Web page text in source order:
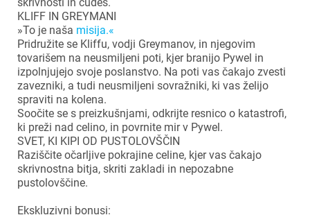
KLIFF IN GREYMANI
»To je naša misija.«
Pridružite se Kliffu, vodji Greymanov, in njegovim
tovarišem na neusmiljeni poti, kjer branijo Pywel in
izpolnjujejo svoje poslanstvo. Na poti vas čakajo zvesti
zavezniki, a tudi neusmiljeni sovražniki, ki vas želijo
spraviti na kolena.
Soočite se s preizkušnjami, odkrijte resnico o katastrofi,
ki preži nad celino, in povrnite mir v Pywel.
SVET, KI KIPI OD PUSTOLOVŠČIN
Raziščite očarljive pokrajine celine, kjer vas čakajo
skrivnostna bitja, skriti zakladi in nepozabne
pustolovščine.
Ekskluzivni bonusi: